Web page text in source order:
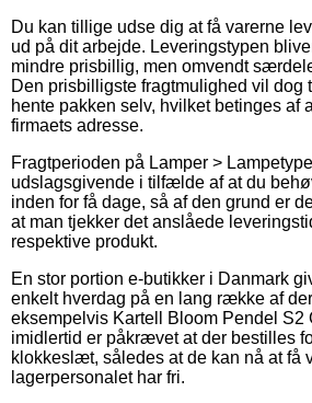
Du kan tillige udse dig at få varerne
ud på dit arbejde. Leveringstypen
mindre prisbillig, men omvendt
Den prisbilligste fragtmulighed vil dog
hente pakken selv, hvilket betinges af
firmaets adresse.
Fragtperioden på Lamper >
udslagsgivende i tilfælde af at du
inden for få dage, så af den grund er
at man tjekker det anslåede
respektive produkt.
En stor portion e-butikker i Danmark
enkelt hverdag på en lang række af
eksempelvis Kartell Bloom Pendel S2
imidlertid er påkrævet at der bestilles
klokkeslæt, således at de kan nå at få
lagerpersonalet har fri.